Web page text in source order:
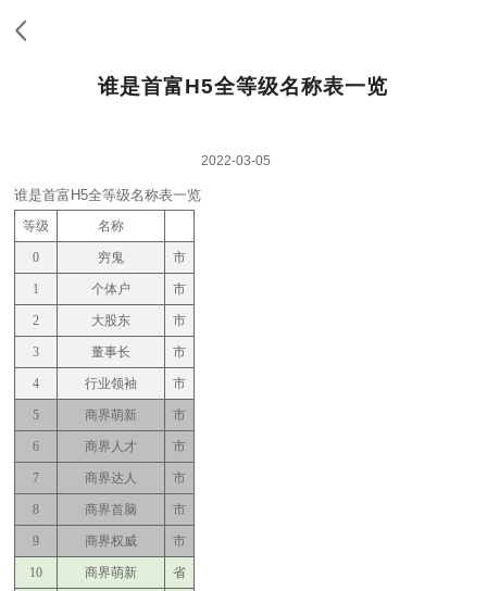
谁是首富H5全等级名称表一览
2022-03-05
谁是首富H5全等级名称表一览
等级 名称
0 穷鬼 市
1 个体户 市
2 大股东 市
3 董事长 市
4 行业领袖 市
5 商界萌新 市
6 商界人才 市
7 商界达人 市
8 商界首脑 市
9 商界权威 市
10 商界萌新 省